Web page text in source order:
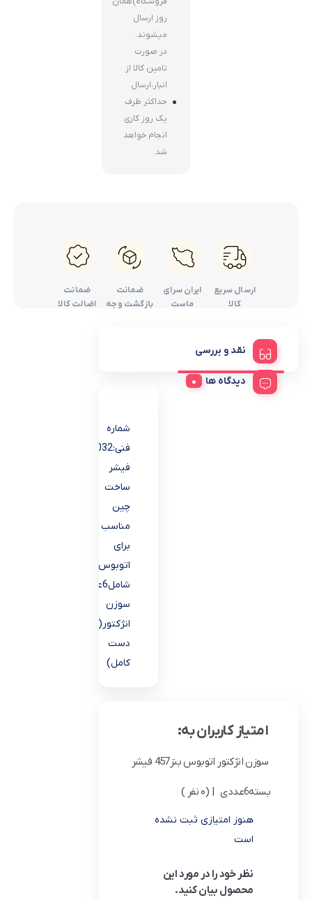
روز ارسال
میشوند.
در صورت
تامین کالا از
انبار،ارسال
حداکثر ظرف
یک روز کاری
انجام خواهد
شد.
ارسال سریع
کالا
ایران سرای
ماست
ضمانت
بازگشت وجه
ضمانت
اضالت کالا
نقد و بررسی
دیدگاه ها
شماره
فنی:DLLA160P1032
فیشر
ساخت
چین
مناسب
برای
شامل6عدد
سوزن
انژکتور(یک
دست
کامل)
امتیاز کاربران به:
سوزن انژکتور اتوبوس بنز457 فیشر
بسته6عددی | (0 نفر )
هنوز امتیازی ثبت نشده
است
نظر خود را در مورد این
محصول بیان کنید.